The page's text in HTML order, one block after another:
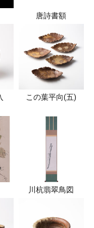
唐詩書額
この葉平向(五)
川杭翡翠鳥図